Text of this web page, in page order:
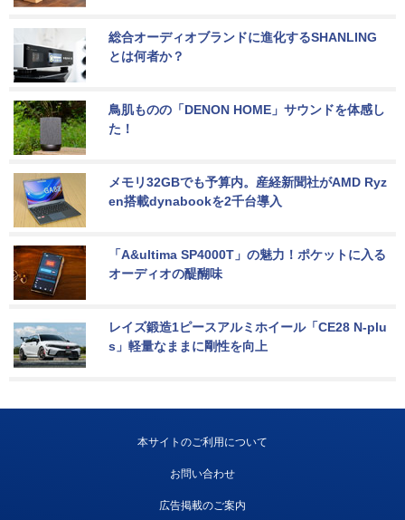
総合オーディオブランドに進化するSHANLING
とは何者か？
鳥肌ものの「DENON HOME」サウンドを体感し
た！
メモリ32GBでも予算内。産経新聞社がAMD Ryz
en搭載dynabookを2千台導入
「A&ultima SP4000T」の魅力！ポケットに入る
オーディオの醍醐味
レイズ鍛造1ピースアルミホイール「CE28 N-plu
s」軽量なままに剛性を向上
本サイトのご利用について
お問い合わせ
広告掲載のご案内